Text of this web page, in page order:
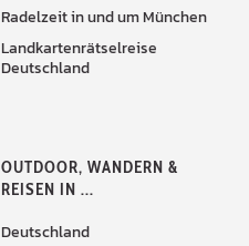
Radelzeit in und um München
Landkartenrätselreise
Deutschland
OUTDOOR, WANDERN &
REISEN IN ...
Deutschland